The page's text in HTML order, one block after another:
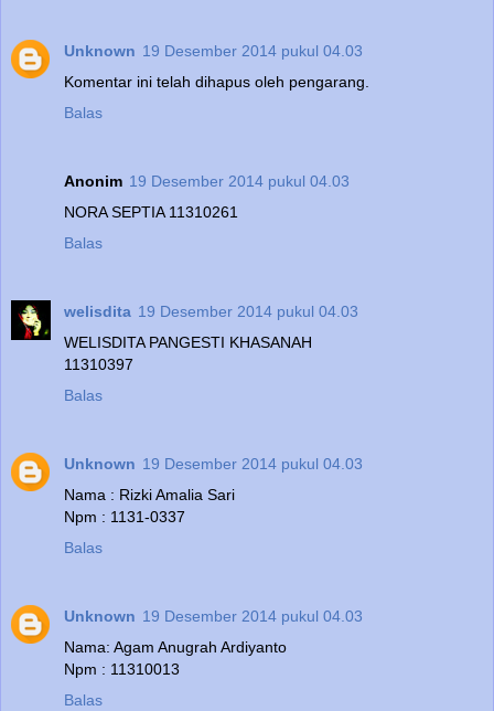
Unknown 19 Desember 2014 pukul 04.03
Komentar ini telah dihapus oleh pengarang.
Balas
Anonim 19 Desember 2014 pukul 04.03
NORA SEPTIA 11310261
Balas
welisdita 19 Desember 2014 pukul 04.03
WELISDITA PANGESTI KHASANAH
11310397
Balas
Unknown 19 Desember 2014 pukul 04.03
Nama : Rizki Amalia Sari
Npm : 1131-0337
Balas
Unknown 19 Desember 2014 pukul 04.03
Nama: Agam Anugrah Ardiyanto
Npm : 11310013
Balas